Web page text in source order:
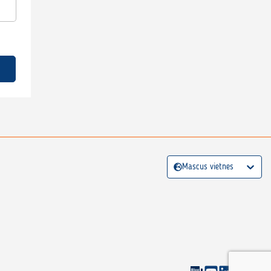
Mascus vietnes